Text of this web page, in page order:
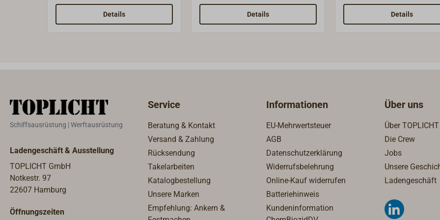
Spanner ist aus verchromtem
Messing, die Platte zum
Details
aus Edelstahl, Anschweißplatten
aus Stahl, Edelstahl-Bolzen und
Details
aus Messing, Anschweißplatten
aus Stahl, Edelstahl-
Details
Schiffsausrüstung | Werftausrüstung
Ladengeschäft & Ausstellung
TOPLICHT GmbH
Notkestr. 97
22607 Hamburg
Öffnungszeiten
Service
Beratung & Kontakt
Versand & Zahlung
Rücksendung
Takelarbeiten
Katalogbestellung
Unsere Marken
Empfehlung: Ankern &
Informationen
EU-Mehrwertsteuer
AGB
Datenschutzerklärung
Widerrufsbelehrung
Online-Kauf widerrufen
Batteriehinweis
Kundeninformation
Über uns
Über TOPLICHT
Die Crew
Jobs
Unsere
Ladengeschäft